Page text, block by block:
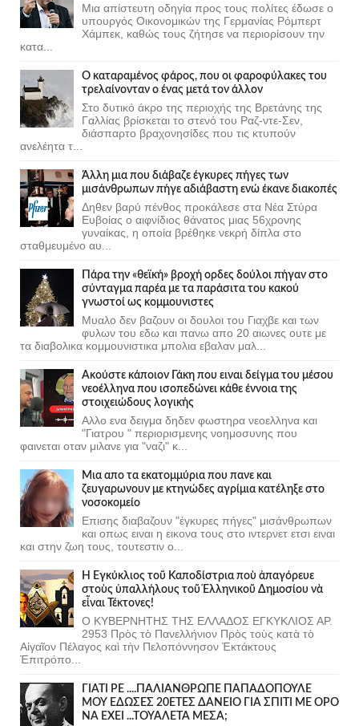
Μια απίστευτη οδηγία προς τους πολίτες έδωσε ο
υπουργός Οικονομικών της Γερμανίας Ρόμπερτ
Χάμπεκ, καθώς τους ζήτησε να περιορίσουν την
κατα...
Ο καταραμένος φάρος, που οι φαροφύλακες του
τρελαίνονταν ο ένας μετά τον άλλον
Στο δυτικό άκρο της περιοχής της Βρετάνης της
Γαλλίας βρίσκεται το στενό του Ραζ-ντε-Σεν,
διάσπαρτο βραχονησίδες που τις κτυπούν
ανελέητα τ...
Άλλη μια που διάβαζε έγκυρες πήγες των
μισάνθρωπων πήγε αδιάβαστη ενώ έκανε διακοπές
Δηθεν βαρύ πένθος προκάλεσε στα Νέα Στύρα
Ευβοίας ο αιφνίδιος θάνατος μιας 56χρονης
γυναίκας, η οποία βρέθηκε νεκρή δίπλα στο
σταθμευμένο αυ...
Πάρα την «θεϊκή» βροχή ορδες δούλοι πήγαν στο
σύνταγμα παρέα με τα παράσιτα του κακού
γνωστοί ως κομμουνιστες
Μυαλο δεν βαζουν οι δουλοι του Γιαχβε και των
φυλων του εδω και πανω απο 20 αιωνες ουτε με
τα διαβολικα κομμουνιστικα μπολια εβαλαν μαλ...
Ακούστε κάποιον Γάκη που ειναι δείγμα του μέσου
νεοέλληνα που ισοπεδώνει κάθε έννοια της
στοιχειώδους λογικής
Αλλο ενα δειγμα δηδεν φωστηρα νεοελληνα και
"Γιατρου " περιορισμενης νοημοσυνης που
φαινεται οταν μιλανε για "ναζι" κ...
Μια απο τα εκατομμύρια που πανε και
ζευγαρωνουν με κτηνώδες αγρίμια κατέληξε στο
νοσοκομείο
Επισης διαβαζουν "έγκυρες πήγες" μισάνθρωπων
και οπως ειναι η εικονα τους στο ιντερνετ ετσι ειναι
και στην ζωη τους, τουτεστιν ο...
Ἡ Ἐγκύκλιος τοῦ Καποδίστρια ποὺ ἀπαγόρευε
στοὺς ὑπαλλήλους τοῦ Ἑλληνικοῦ Δημοσίου νὰ
εἶναι Τέκτονες!
Ο ΚΥΒΕΡΝΗΤΗΣ ΤΗΣ ΕΛΛΑΔΟΣ ΕΓΚΥΚΛΙΟΣ ΑΡ.
2953 Πρὸς τὸ Πανελλήνιον Πρὸς τοὺς κατὰ τὸ
Αἰγαῖον Πέλαγος καὶ τὴν Πελοπόννησον Ἐκτάκτους
Ἐπιτρόπο...
ΓΙΑΤΙ ΡΕ ....ΠΑΛΙΑΝΘΡΩΠΕ ΠΑΠΑΔΟΠΟΥΛΕ
ΜΟΥ ΕΔΩΣΕΣ 20ΕΤΕΣ ΔΑΝΕΙΟ ΓΙΑ ΣΠΙΤΙ ΜΕ ΟΡΟ
ΝΑ ΕΧΕΙ ...ΤΟΥΑΛΕΤΑ ΜΕΣΑ;